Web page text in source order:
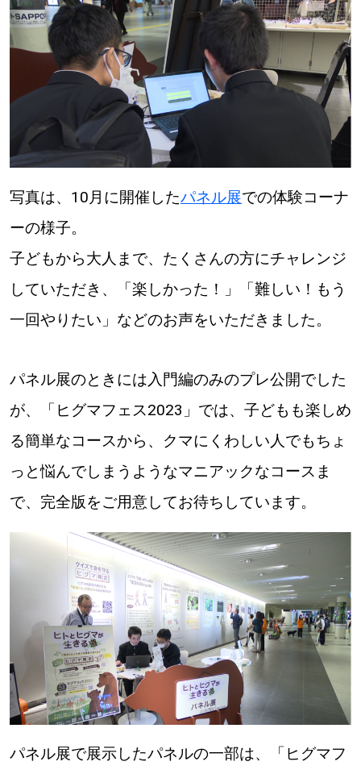
北海道で暮らす、あなたとつくる、
明日への”きっかけ”WEBマガジン
道北
道南
道東
道央
KEYWORD キーワード
Sitakke編集部あい
Sitakke編集部 IKU
【まったり楽しみたい】 札幌市
【札幌のお気に入りを見つけたい】
【道央のお気に入りを見つけたい】
【道北のお気に入りを見つけたい】
【道東のお気に入りを見つけたい】
写真は、10月に開催したパネル展での体験コーナ
ーの様子。
子どもから大人まで、たくさんの方にチャレンジ
していただき、「楽しかった！」「難しい！もう
一回やりたい」などのお声をいただきました。
パネル展のときには入門編のみのプレ公開でした
が、「ヒグマフェス2023」では、子どもも楽しめ
る簡単なコースから、クマにくわしい人でもちょ
っと悩んでしまうようなマニアックなコースま
で、完全版をご用意してお待ちしています。
パネル展で展示したパネルの一部は、「ヒグマフ